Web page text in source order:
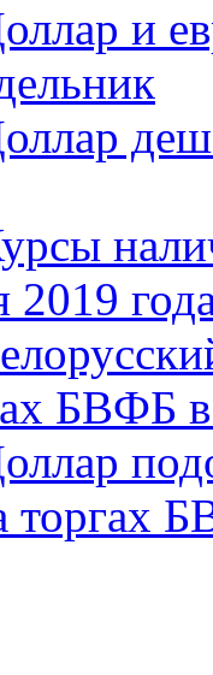
и
2019
БВФБ
торгах